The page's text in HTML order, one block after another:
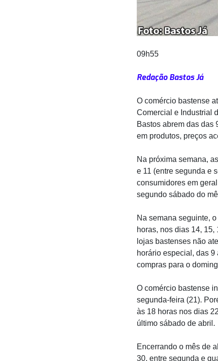
09h55
Redação Bastos Já
O comércio bastense
Comercial e Industrial
Bastos abrem das das
em produtos, preços
Na próxima semana,
e 11 (entre segunda e
consumidores em
segundo sábado do
Na semana seguinte,
horas, nos dias 14,
lojas bastenses não
horário especial, das
compras para o
O comércio bastense
segunda-feira (21).
às 18 horas nos dias
último sábado de abril.
Encerrando o mês de
30, entre segunda e